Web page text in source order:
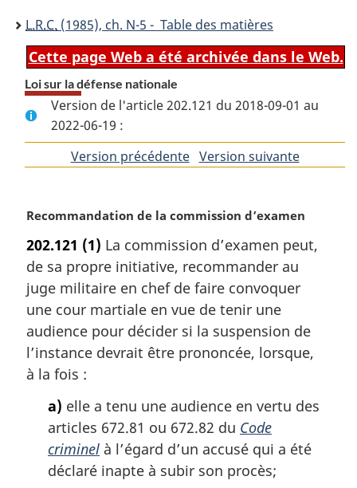
L.R.C. (1985), ch. N-5 - Table des matières
Cette page Web a été archivée dans le Web.
Loi sur la défense nationale
Version de l'article 202.121 du 2018-09-01 au
2022-06-19 :
Version précédentedeVersion suivantede
N
t
e
m
a
g
i
n
Recommandation de la commission d’examen
202.121 (1) La commission d’examen peut,
de sa propre initiative, recommander au
juge militaire en chef de faire convoquer
une cour martiale en vue de tenir une
audience pour décider si la suspension de
l’instance devrait être prononcée, lorsque,
à la fois :
a) elle a tenu une audience en vertu des
articles 672.81 ou 672.82 du Code
criminel à l’égard d’un accusé qui a été
déclaré inapte à subir son procès;